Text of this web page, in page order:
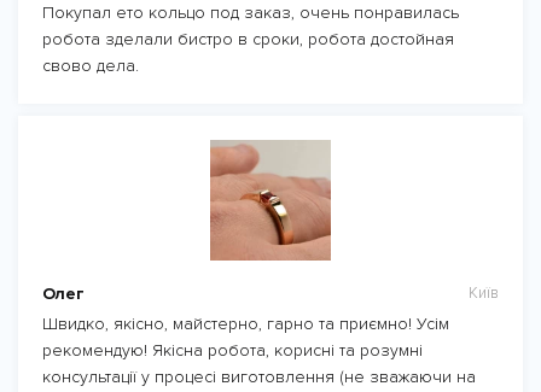
Покупал ето кольцо под заказ, очень понравилась
робота зделали бистро в сроки, робота достойная
свово дела.
Олег Київ
Швидко, якісно, майстерно, гарно та приємно! Усім
рекомендую! Якісна робота, корисні та розумні
консультації у процесі виготовлення (не зважаючи на